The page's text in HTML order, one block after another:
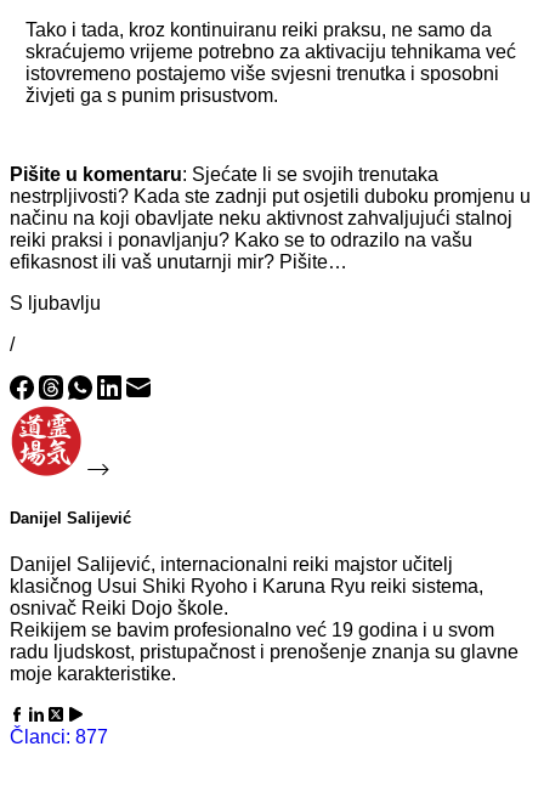
Tako i tada, kroz kontinuiranu reiki praksu, ne samo da
skraćujemo vrijeme potrebno za aktivaciju tehnikama već
istovremeno postajemo više svjesni trenutka i sposobni
živjeti ga s punim prisustvom.
Pišite u komentaru: Sjećate li se svojih trenutaka
nestrpljivosti? Kada ste zadnji put osjetili duboku promjenu u
načinu na koji obavljate neku aktivnost zahvaljujući stalnoj
reiki praksi i ponavljanju? Kako se to odrazilo na vašu
efikasnost ili vaš unutarnji mir? Pišite…
S ljubavlju
/
Danijel Salijević
Danijel Salijević, internacionalni reiki majstor učitelj
klasičnog Usui Shiki Ryoho i Karuna Ryu reiki sistema,
osnivač Reiki Dojo škole.
Reikijem se bavim profesionalno već 19 godina i u svom
radu ljudskost, pristupačnost i prenošenje znanja su glavne
moje karakteristike.
Članci: 877